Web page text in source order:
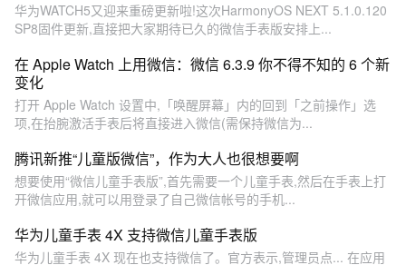
华为WATCH5又迎来重磅更新啦!这次HarmonyOS NEXT 5.1.0.120
SP8固件更新,直接把大家期待已久的微信手表版安排上...
在 Apple Watch 上用微信：微信 6.3.9 你不得不知的 6 个新
变化
打开 Apple Watch 设置中,「唤醒屏幕」内的回到「之前操作」选
项,在抬腕激活手表后将直接进入微信(需保持微信为...
腾讯新推“儿童版微信”，作为大人也很想要啊
想要使用“微信儿童手表版”,首先需要一个儿童手表,然后在手表上打
开微信应用,就可以用登录了自己微信帐号的手机...
华为儿童手表 4X 支持微信儿童手表版
华为儿童手表 4X 现在也支持微信了。官方表示,管理员点... 在应用